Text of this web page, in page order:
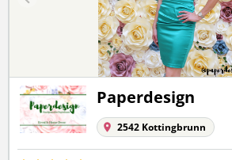
Paperdesign
2542 Kottingbrunn